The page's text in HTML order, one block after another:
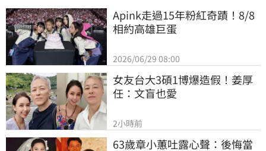
波動的良伴。
Apink走過15年粉紅奇蹟！8/8
相約高雄巨蛋
2026/06/29 08:00
女友台大3碩1博爆造假！姜厚
任：文盲也愛
2小時前
63歲章小蕙吐露心聲：後悔當